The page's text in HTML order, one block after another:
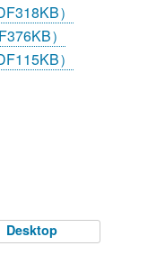
）
）
）
Desktop